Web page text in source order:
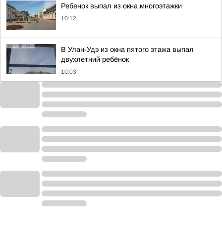
Ребенок выпал из окна многоэтажки
10:12
В Улан-Удэ из окна пятого этажа выпал
двухлетний ребёнок
10:03